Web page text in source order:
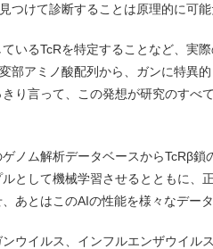
つけて診断することは原理的に可
いるTcRを特定することなど、実
部アミノ酸配列から、ガンに特異
り言って、この発想が研究のすべ
ノム解析データベースからTcRβ
として機械学習させるとともに、
あとはこのAIの性能を様々なデー
ウイルス、インフルエンザウイル